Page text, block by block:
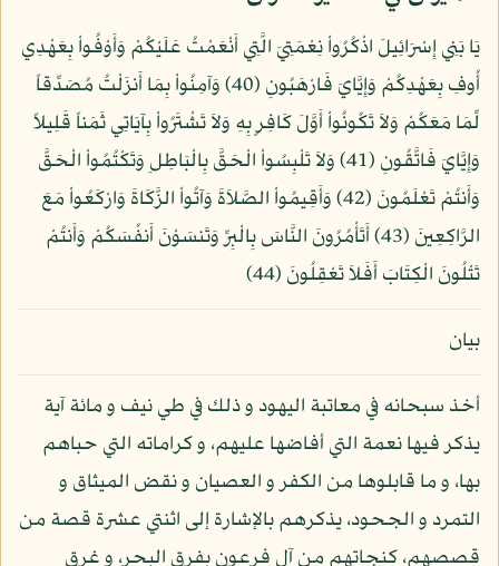
يَا بَنِي إِسْرَائِيلَ اذْكُرُواْ نِعْمَتِيَ الَّتِي أَنْعَمْتُ عَلَيْكُمْ وَأَوْفُواْ بِعَهْدِي
أُوفِ بِعَهْدِكُمْ وَإِيَّايَ فَارْهَبُونِ (40) وَآمِنُواْ بِمَا أَنزَلْتُ مُصَدِّقاً
لِّمَا مَعَكُمْ وَلاَ تَكُونُواْ أَوَّلَ كَافِرٍ بِهِ وَلاَ تَشْتَرُواْ بِآيَاتِي ثَمَناً قَلِيلاً
وَإِيَّايَ فَاتَّقُونِ (41) وَلاَ تَلْبِسُواْ الْحَقَّ بِالْبَاطِلِ وَتَكْتُمُواْ الْحَقَّ
وَأَنتُمْ تَعْلَمُونَ (42) وَأَقِيمُواْ الصَّلاَةَ وَآتُواْ الزَّكَاةَ وَارْكَعُواْ مَعَ
الرَّاكِعِينَ (43) أَتَأْمُرُونَ النَّاسَ بِالْبِرِّ وَتَنسَوْنَ أَنفُسَكُمْ وَأَنتُمْ
تَتْلُونَ الْكِتَابَ أَفَلاَ تَعْقِلُونَ (44)
بيان
أخذ سبحانه في معاتبة اليهود و ذلك في طي نيف و مائة آية
يذكر فيها نعمة التي أفاضها عليهم، و كراماته التي حباهم
بها، و ما قابلوها من الكفر و العصيان و نقض الميثاق و
التمرد و الجحود، يذكرهم بالإشارة إلى اثنتي عشرة قصة من
قصصهم، كنجاتهم من آل فرعون بفرق البحر، و غرق